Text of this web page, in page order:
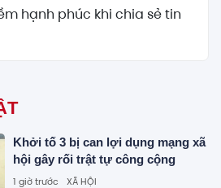
hạnh phúc khi chia sẻ tin
Khởi tố 3 bị can lợi dụng mạng xã
hội gây rối trật tự công cộng
1 giờ trước XÃ HỘI